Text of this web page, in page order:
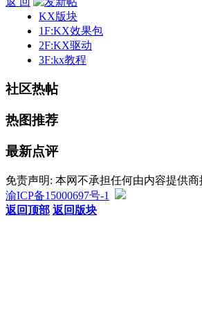
KX版块
1F:KX效果包
2F:KX驱动
3F:kx教程
社区热帖
热图推荐
最新点评
免责声明: 本网不承担任何由内容提供
渝ICP备15000697号-1
返回顶部 返回版块